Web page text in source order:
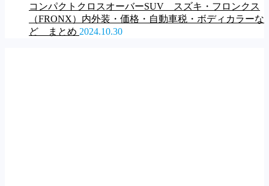
コンパクトクロスオーバーSUV スズキ・フロンクス
（FRONX）内外装・価格・自動車税・ボディカラーな
ど まとめ 2024.10.30